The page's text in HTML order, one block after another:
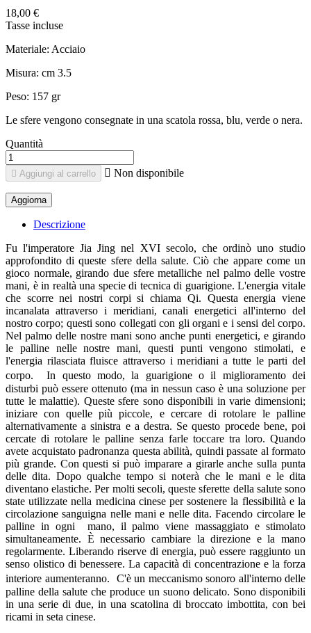
18,00 €
Tasse incluse
Materiale: Acciaio
Misura: cm 3.5
Peso: 157 gr
Le sfere vengono consegnate in una scatola rossa, blu, verde o nera.
Quantità
 Aggiungi al carrello  Non disponibile
Descrizione
Fu l'imperatore Jia Jing nel XVI secolo, che ordinò uno studio
approfondito di queste sfere della salute. Ciò che appare come un
gioco normale, girando due sfere metalliche nel palmo delle vostre
mani, è in realtà una specie di tecnica di guarigione. L'energia vitale
che scorre nei nostri corpi si chiama Qi. Questa energia viene
incanalata attraverso i meridiani, canali energetici all'interno del
nostro corpo; questi sono collegati con gli organi e i sensi del corpo.
Nel palmo delle nostre mani sono anche punti energetici, e girando
le palline nelle nostre mani, questi punti vengono stimolati, e
l'energia rilasciata fluisce attraverso i meridiani a tutte le parti del
corpo. In questo modo, la guarigione o il miglioramento dei
disturbi può essere ottenuto (ma in nessun caso è una soluzione per
tutte le malattie). Queste sfere sono disponibili in varie dimensioni;
iniziare con quelle più piccole, e cercare di rotolare le palline
alternativamente a sinistra e a destra. Se questo procede bene, poi
cercate di rotolare le palline senza farle toccare tra loro. Quando
avete acquistato padronanza questa abilità, quindi passate al formato
più grande. Con questi si può imparare a girarle anche sulla punta
delle dita. Dopo qualche tempo si noterà che le mani e le dita
diventano elastiche. Per molti secoli, queste sferette della salute sono
state utilizzate nella medicina cinese per sostenere la flessibilità e la
circolazione sanguigna nelle mani e nelle dita. Facendo circolare le
palline in ogni mano, il palmo viene massaggiato e stimolato
simultaneamente. È necessario cambiare la direzione e la mano
regolarmente. Liberando riserve di energia, può essere raggiunto un
senso olistico di benessere. La capacità di concentrazione e la forza
interiore aumenteranno. C'è un meccanismo sonoro all'interno delle
palline della salute che produce un suono delicato. Sono disponibili
in una serie di due, in una scatolina di broccato imbottita, con bei
ricami in seta cinese.